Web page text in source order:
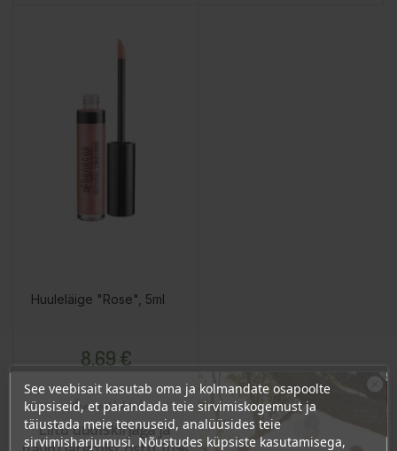
Huuleläige "Rose", 5ml
8,69 €
Püsikliendi hind :8.26 €
Lisa Ostukorvi
See veebisait kasutab oma ja kolmandate osapoolte
küpsiseid, et parandada teie sirvimiskogemust ja
täiustada meie teenuseid, analüüsides teie
sirvimisharjumusi. Nõustudes küpsiste kasutamisega,
Ära veel lahku!
Liitu uudiskirjaga ja